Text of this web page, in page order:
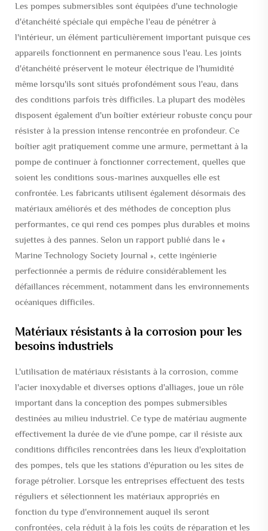
Les pompes submersibles sont équipées d'une technologie
d'étanchéité spéciale qui empêche l'eau de pénétrer à
l'intérieur, un élément particulièrement important puisque ces
appareils fonctionnent en permanence sous l'eau. Les joints
d'étanchéité préservent le moteur électrique de l'humidité
même lorsqu'ils sont situés profondément sous l'eau, dans
des conditions parfois très difficiles. La plupart des modèles
disposent également d'un boîtier extérieur robuste conçu pour
résister à la pression intense rencontrée en profondeur. Ce
boîtier agit pratiquement comme une armure, permettant à la
pompe de continuer à fonctionner correctement, quelles que
soient les conditions sous-marines auxquelles elle est
confrontée. Les fabricants utilisent également désormais des
matériaux améliorés et des méthodes de conception plus
performantes, ce qui rend ces pompes plus durables et moins
sujettes à des pannes. Selon un rapport publié dans le «
Marine Technology Society Journal », cette ingénierie
perfectionnée a permis de réduire considérablement les
défaillances récemment, notamment dans les environnements
océaniques difficiles.
Matériaux résistants à la corrosion pour les
besoins industriels
L'utilisation de matériaux résistants à la corrosion, comme
l'acier inoxydable et diverses options d'alliages, joue un rôle
important dans la conception des pompes submersibles
destinées au milieu industriel. Ce type de matériau augmente
effectivement la durée de vie d'une pompe, car il résiste aux
conditions difficiles rencontrées dans les lieux d'exploitation
des pompes, tels que les stations d'épuration ou les sites de
forage pétrolier. Lorsque les entreprises effectuent des tests
réguliers et sélectionnent les matériaux appropriés en
fonction du type d'environnement auquel ils seront
confrontées, cela réduit à la fois les coûts de réparation et les